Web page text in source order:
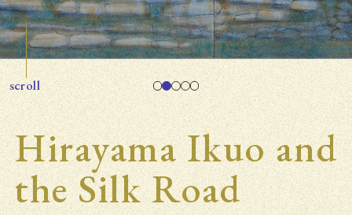
scroll
Hirayama Ikuo and
the Silk Road